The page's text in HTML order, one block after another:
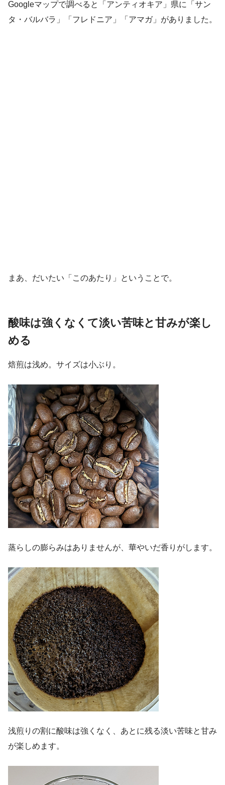
Googleマップで調べると「アンティオキア」県に「サン
タ・バルバラ」「フレドニア」「アマガ」がありました。
まあ、だいたい「このあたり」ということで。
酸味は強くなくて淡い苦味と甘みが楽し
める
焙煎は浅め。サイズは小ぶり。
蒸らしの膨らみはありませんが、華やいだ香りがします。
浅煎りの割に酸味は強くなく、あとに残る淡い苦味と甘み
が楽しめます。